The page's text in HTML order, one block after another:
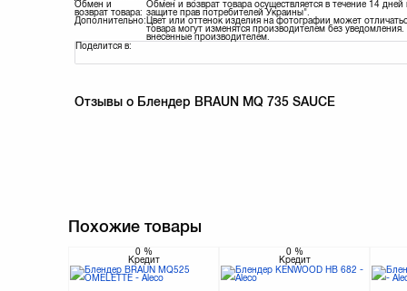
Обмен и
возврат товара:
Обмен и возврат товара осуществляется в течение 14
защите прав потребителей Украины".
Дополнительно:
Цвет или оттенок изделия на фотографии может
товара могут изменятся производителем без
внесенные производителем.
Поделится в:
Отзывы о Блендер BRAUN MQ 735 SAUCE
Похожие товары
0 %
Кредит
0 %
Кредит